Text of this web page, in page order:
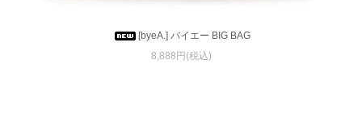
[byeA.] バイエー BIG BAG
8,888円(税込)